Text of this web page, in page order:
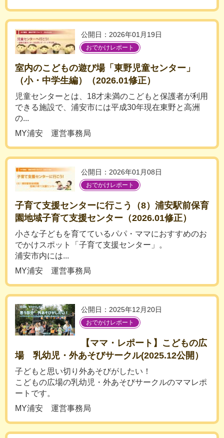
公開日：2026年01月19日
おでかけレポート
室内のこどもの遊び場「東野児童センター」
（小・中学生編）（2026.01修正）
児童センターとは、18才未満のこどもと保護者が利用
できる施設で、浦安市には平成30年現在東野と高洲
の...
MY浦安 運営事務局
公開日：2026年01月08日
おでかけレポート
子育て支援センターに行こう（8）浦安駅前保育
園地域子育て支援センター（2026.01修正）
小さな子どもを育てているパパ・ママにおすすめのお
でかけスポット「子育て支援センター」。
浦安市内には...
MY浦安 運営事務局
公開日：2025年12月20日
おでかけレポート
【ママ・レポート】こどもの広
場 乳幼児・外あそびサークル(2025.12公開）
子どもと思い切り外あそびがしたい！
こどもの広場の乳幼児・外あそびサークルのママレポ
ートです。
MY浦安 運営事務局